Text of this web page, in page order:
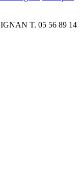
T. 05 56 89 14